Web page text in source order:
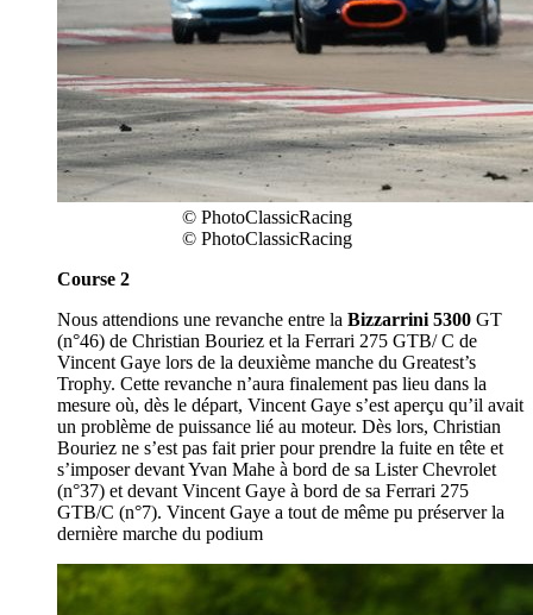
© PhotoClassicRacing
© PhotoClassicRacing
Course 2
Nous attendions une revanche entre la Bizzarrini 5300 GT
(n°46) de Christian Bouriez et la Ferrari 275 GTB/ C de
Vincent Gaye lors de la deuxième manche du Greatest’s
Trophy. Cette revanche n’aura finalement pas lieu dans la
mesure où, dès le départ, Vincent Gaye s’est aperçu qu’il avait
un problème de puissance lié au moteur. Dès lors, Christian
Bouriez ne s’est pas fait prier pour prendre la fuite en tête et
s’imposer devant Yvan Mahe à bord de sa Lister Chevrolet
(n°37) et devant Vincent Gaye à bord de sa Ferrari 275
GTB/C (n°7). Vincent Gaye a tout de même pu préserver la
dernière marche du podium